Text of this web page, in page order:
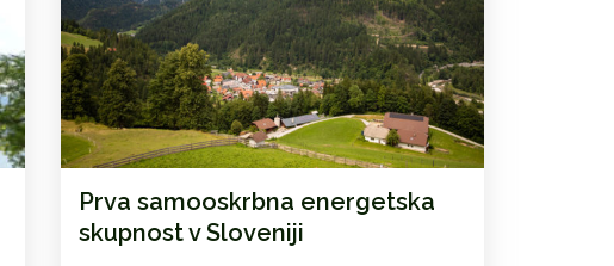
Prva samooskrbna energetska
skupnost v Sloveniji